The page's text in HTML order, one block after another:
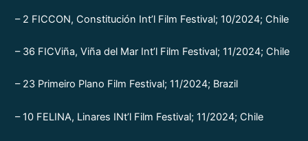
– 2 FICCON, Constitución Int’l Film Festival; 10/2024; Chile
– 36 FICViña, Viña del Mar Int’l Film Festival; 11/2024; Chile
– 23 Primeiro Plano Film Festival; 11/2024; Brazil
– 10 FELINA, Linares INt’l Film Festival; 11/2024; Chile